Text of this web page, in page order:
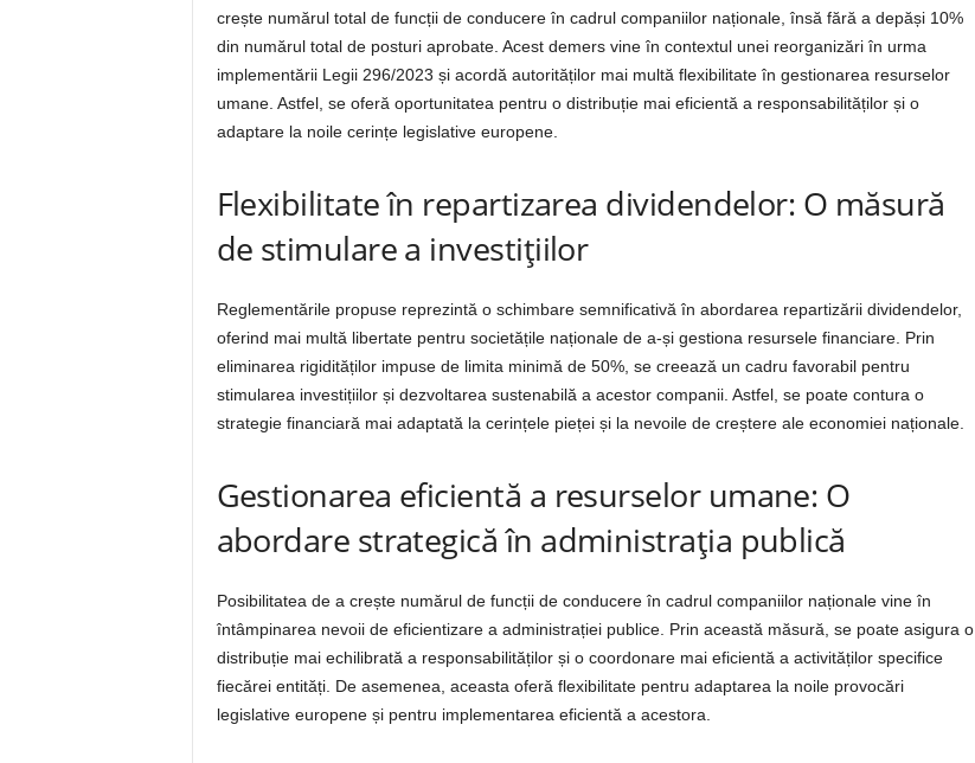
crește numărul total de funcții de conducere în cadrul companiilor naționale, însă fără a depăși 10%
din numărul total de posturi aprobate. Acest demers vine în contextul unei reorganizări în urma
implementării Legii 296/2023 și acordă autorităților mai multă flexibilitate în gestionarea resurselor
umane. Astfel, se oferă oportunitatea pentru o distribuție mai eficientă a responsabilităților și o
adaptare la noile cerințe legislative europene.
Flexibilitate în repartizarea dividendelor: O măsură
de stimulare a investițiilor
Reglementările propuse reprezintă o schimbare semnificativă în abordarea repartizării dividendelor,
oferind mai multă libertate pentru societățile naționale de a-și gestiona resursele financiare. Prin
eliminarea rigidităților impuse de limita minimă de 50%, se creează un cadru favorabil pentru
stimularea investițiilor și dezvoltarea sustenabilă a acestor companii. Astfel, se poate contura o
strategie financiară mai adaptată la cerințele pieței și la nevoile de creștere ale economiei naționale.
Gestionarea eficientă a resurselor umane: O
abordare strategică în administrația publică
Posibilitatea de a crește numărul de funcții de conducere în cadrul companiilor naționale vine în
întâmpinarea nevoii de eficientizare a administrației publice. Prin această măsură, se poate asigura o
distribuție mai echilibrată a responsabilităților și o coordonare mai eficientă a activităților specifice
fiecărei entități. De asemenea, aceasta oferă flexibilitate pentru adaptarea la noile provocări
legislative europene și pentru implementarea eficientă a acestora.